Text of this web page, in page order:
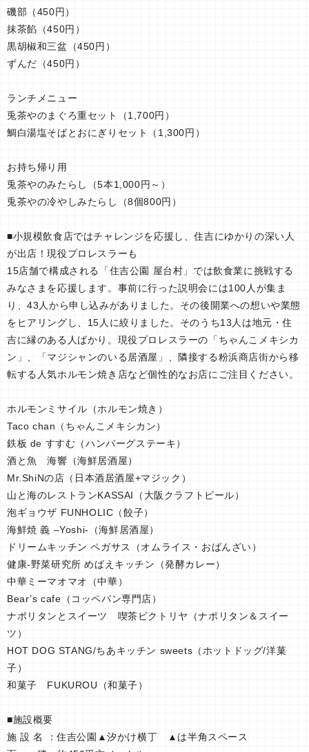
磯部（450円）
抹茶餡（450円）
黒胡椒和三盆（450円）
ずんだ（450円）
ランチメニュー
兎茶やのまぐろ重セット（1,700円）
鯛白湯塩そばとおにぎりセット（1,300円）
お持ち帰り用
兎茶やのみたらし（5本1,000円～）
兎茶やの冷やしみたらし（8個800円）
■小規模飲食店ではチャレンジを応援し、住吉にゆかりの深い人
が出店！現役プロレスラーも
15店舗で構成される「住吉公園 屋台村」では飲食業に挑戦する
みなさまを応援します。事前に行った説明会には100人が集ま
り、43人から申し込みがありました。その後開業への想いや業態
をヒアリングし、15人に絞りました。そのうち13人は地元・住
吉に縁のある人ばかり。現役プロレスラーの「ちゃんこメキシカ
ン」、「マジシャンのいる居酒屋」、隣接する粉浜商店街から移
転する人気ホルモン焼き店など個性的なお店にご注目ください。
ホルモンミサイル（ホルモン焼き）
Taco chan（ちゃんこメキシカン）
鉄板 de すすむ（ハンバーグステーキ）
酒と魚 海響（海鮮居酒屋）
Mr.ShiNの店（日本酒居酒屋+マジック）
山と海のレストランKASSAI（大阪クラフトビール）
泡ギョウザ FUNHOLIC（餃子）
海鮮焼 義 –Yoshi-（海鮮居酒屋）
ドリームキッチン ペガサス（オムライス・おばんざい）
健康-野菜研究所 めばえキッチン（発酵カレー）
中華ミーマオマオ（中華）
Bear’s cafe（コッペパン専門店）
ナポリタンとスイーツ 喫茶ビクトリヤ（ナポリタン＆スイー
ツ）
HOT DOG STANG/ちあキッチン sweets（ホットドッグ/洋菓
子）
和菓子 FUKUROU（和菓子）
■施設概要
施 設 名 ：住吉公園▲汐かけ横丁 ▲は半角スペース